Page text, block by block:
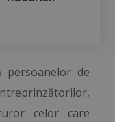
persoanelor de
celor care